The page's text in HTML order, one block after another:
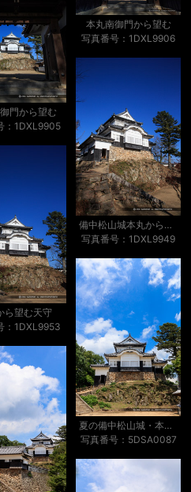
門から望む
：1DXL9905
本丸南御門から望む
写真番号：1DXL9906
備中松山城本丸から望む天守
写真番号：1DXL9949
ら望む天守
：1DXL9953
夏の備中松山城・本丸から
写真番号：5DSA0087